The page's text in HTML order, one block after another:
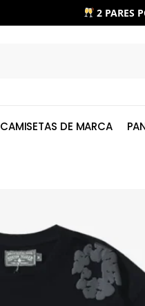
2 PARES
CAMISETAS DE MARCA